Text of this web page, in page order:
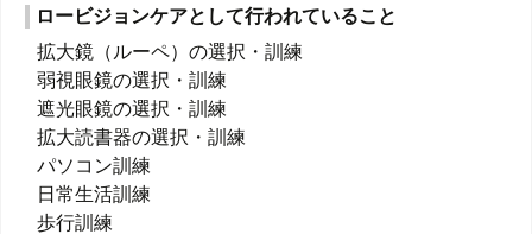
ロービジョンケアとして行われていること
拡大鏡（ルーペ）の選択・訓練
弱視眼鏡の選択・訓練
遮光眼鏡の選択・訓練
拡大読書器の選択・訓練
パソコン訓練
日常生活訓練
歩行訓練